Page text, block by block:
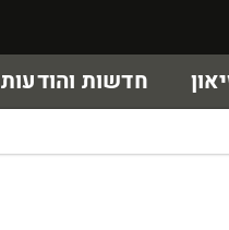
חדשות והודעות